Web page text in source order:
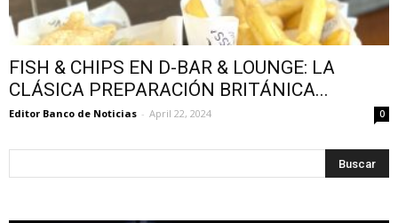
FISH & CHIPS EN D-BAR & LOUNGE: LA
CLÁSICA PREPARACIÓN BRITÁNICA...
Editor Banco de Noticias - April 22, 2024 0